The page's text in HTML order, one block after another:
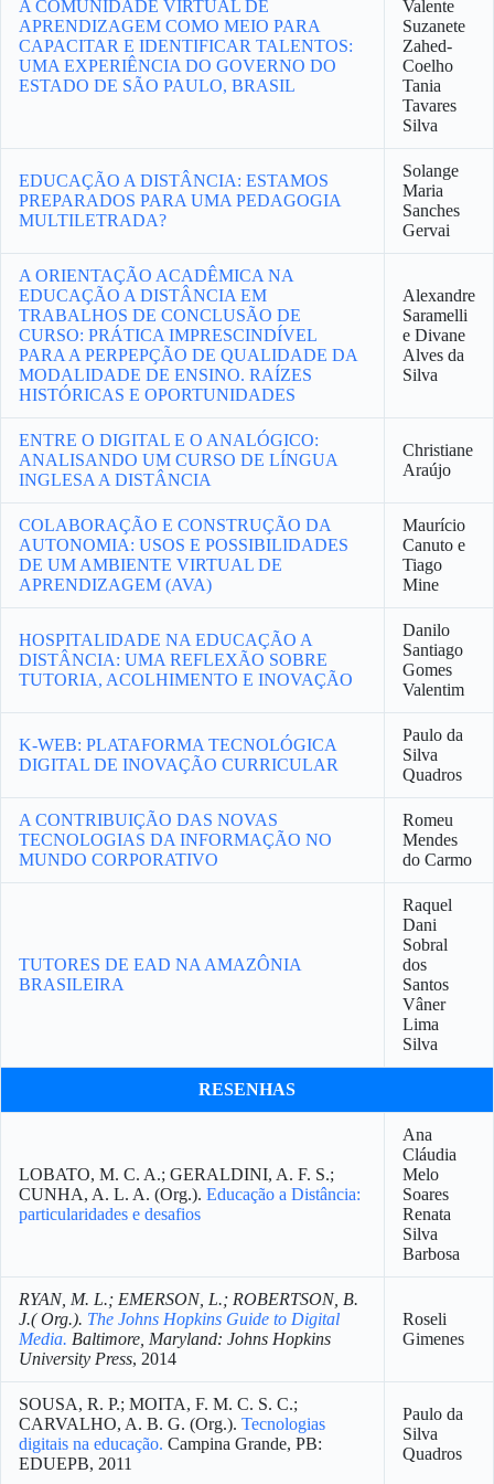
A COMUNIDADE VIRTUAL DE
APRENDIZAGEM COMO MEIO PARA
CAPACITAR E IDENTIFICAR TALENTOS:
UMA EXPERIÊNCIA DO GOVERNO DO
ESTADO DE SÃO PAULO, BRASIL
Valente
Suzanete
Zahed-
Coelho
Tania
Tavares
Silva
EDUCAÇÃO A DISTÂNCIA: ESTAMOS
PREPARADOS PARA UMA PEDAGOGIA
MULTILETRADA?
Solange
Maria
Sanches
Gervai
A ORIENTAÇÃO ACADÊMICA NA
EDUCAÇÃO A DISTÂNCIA EM
TRABALHOS DE CONCLUSÃO DE
CURSO: PRÁTICA IMPRESCINDÍVEL
PARA A PERPEPÇÃO DE QUALIDADE DA
MODALIDADE DE ENSINO. RAÍZES
HISTÓRICAS E OPORTUNIDADES
Alexandre
Saramelli
e Divane
Alves da
Silva
ENTRE O DIGITAL E O ANALÓGICO:
ANALISANDO UM CURSO DE LÍNGUA
INGLESA A DISTÂNCIA
Christiane
Araújo
COLABORAÇÃO E CONSTRUÇÃO DA
AUTONOMIA: USOS E POSSIBILIDADES
DE UM AMBIENTE VIRTUAL DE
APRENDIZAGEM (AVA)
Maurício
Canuto e
Tiago
Mine
HOSPITALIDADE NA EDUCAÇÃO A
DISTÂNCIA: UMA REFLEXÃO SOBRE
TUTORIA, ACOLHIMENTO E INOVAÇÃO
Danilo
Santiago
Gomes
Valentim
K-WEB: PLATAFORMA TECNOLÓGICA
DIGITAL DE INOVAÇÃO CURRICULAR
Paulo da
Silva
Quadros
A CONTRIBUIÇÃO DAS NOVAS
TECNOLOGIAS DA INFORMAÇÃO NO
MUNDO CORPORATIVO
Romeu
Mendes
do Carmo
TUTORES DE EAD NA AMAZÔNIA
BRASILEIRA
Raquel
Dani
Sobral
dos
Santos
Vâner
Lima
Silva
RESENHAS
LOBATO, M. C. A.; GERALDINI, A. F. S.;
CUNHA, A. L. A. (Org.). Educação a Distância:
particularidades e desafios
Ana
Cláudia
Melo
Soares
Renata
Silva
Barbosa
RYAN, M. L.; EMERSON, L.; ROBERTSON, B.
J.( Org.). The Johns Hopkins Guide to Digital
Media. Baltimore, Maryland: Johns Hopkins
University Press, 2014
Roseli
Gimenes
SOUSA, R. P.; MOITA, F. M. C. S. C.;
CARVALHO, A. B. G. (Org.). Tecnologias
digitais na educação. Campina Grande, PB:
EDUEPB, 2011
Paulo da
Silva
Quadros